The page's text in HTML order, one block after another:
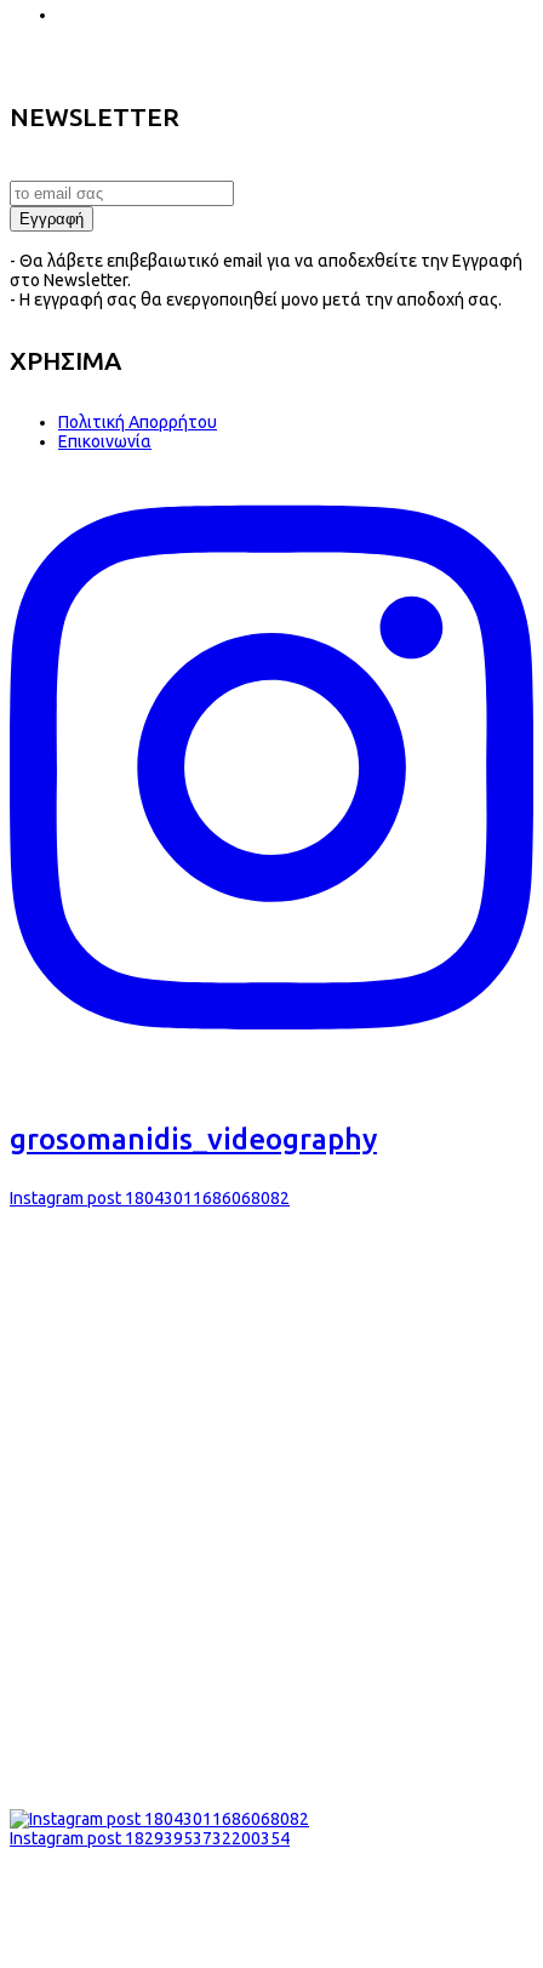
NEWSLETTER
- Θα λάβετε επιβεβαιωτικό email για να αποδεχθείτε την Εγγραφή
στο Newsletter.
- Η εγγραφή σας θα ενεργοποιηθεί μονο μετά την αποδοχή σας.
ΧΡΗΣΙΜΑ
Πολιτική Απορρήτου
Επικοινωνία
grosomanidis_videography
Instagram post 18043011686068082
Instagram post 18293953732200354